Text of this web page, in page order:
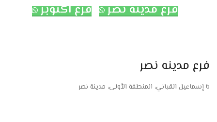
فرع مدينه نصر
فرع اكتوبر
فرع مدينه نصر
6 إسماعيل القباني، المنطقة الأولى، مدينة نصر